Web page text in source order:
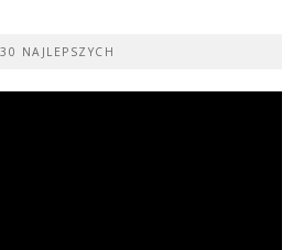
30 NAJLEPSZYCH